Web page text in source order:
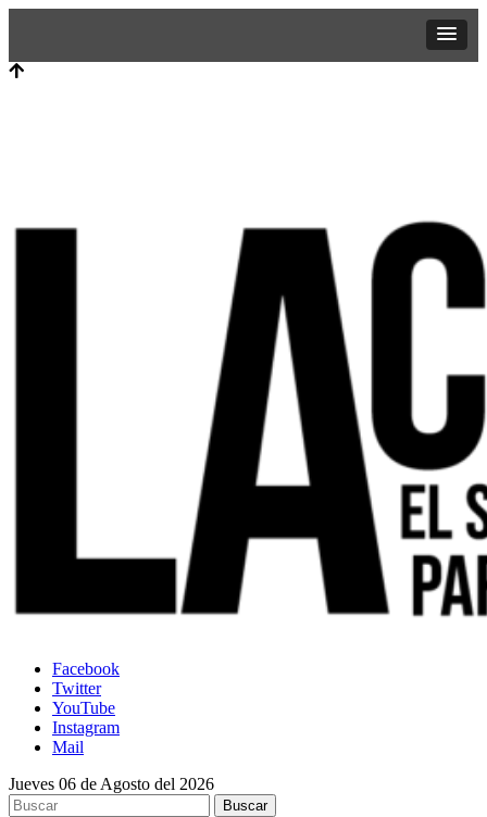
Facebook
Twitter
YouTube
Instagram
Mail
Jueves 06 de Agosto del 2026